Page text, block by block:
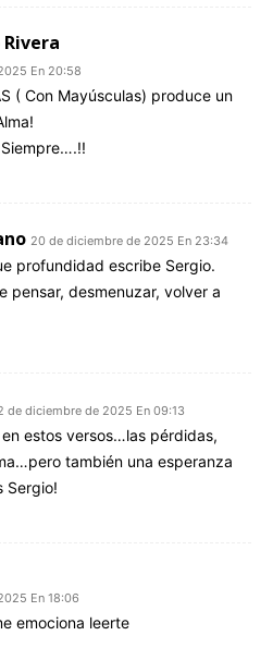
En 20:58
( Con Mayúsculas) produce un
20 de diciembre de 2025 En 23:34
profundidad escribe Sergio.
pensar, desmenuzar, volver a
de diciembre de 2025 En 09:13
estos versos…las pérdidas,
también una esperanza
Sergio!
En 18:06
emociona leerte